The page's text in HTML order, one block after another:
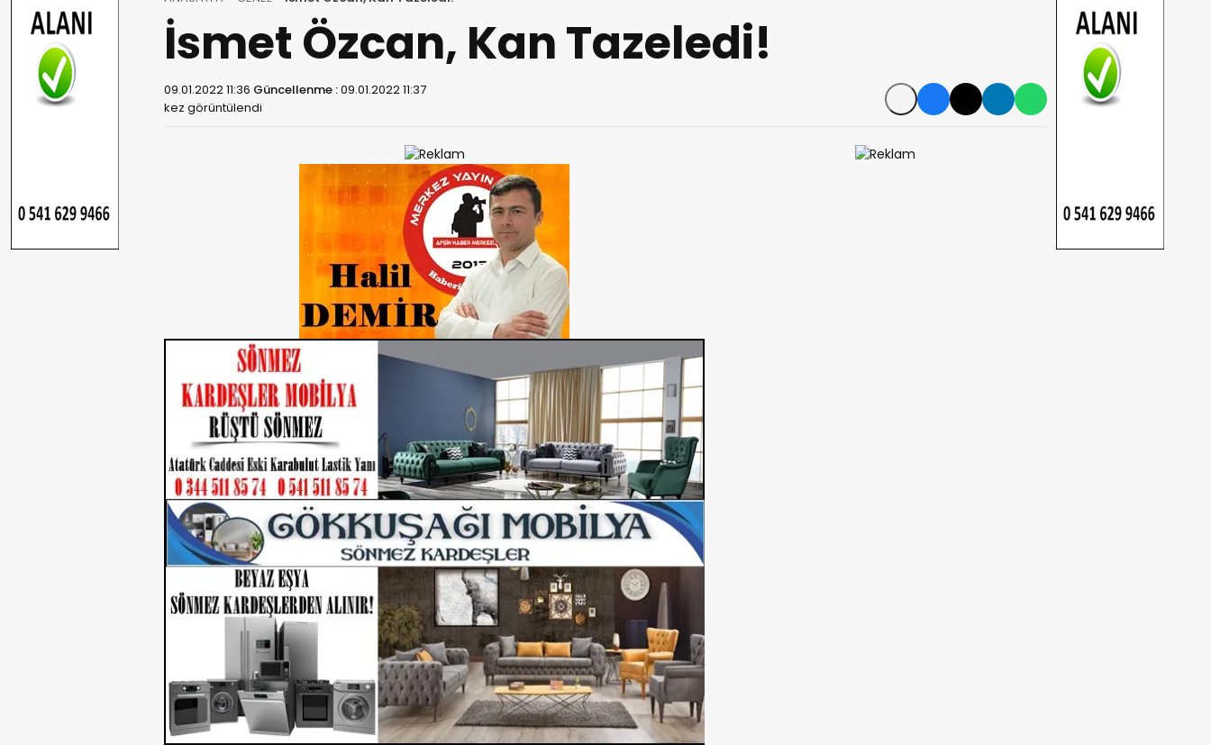
İsmet Özcan, Kan Tazeledi!
09.01.2022 11:36 Güncellenme :09.01.2022 11:37
kez görüntülendi